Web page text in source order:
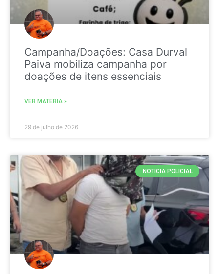
Campanha/Doações: Casa Durval
Paiva mobiliza campanha por
doações de itens essenciais
VER MATÉRIA »
29 de julho de 2026
NOTICIA POLICIAL